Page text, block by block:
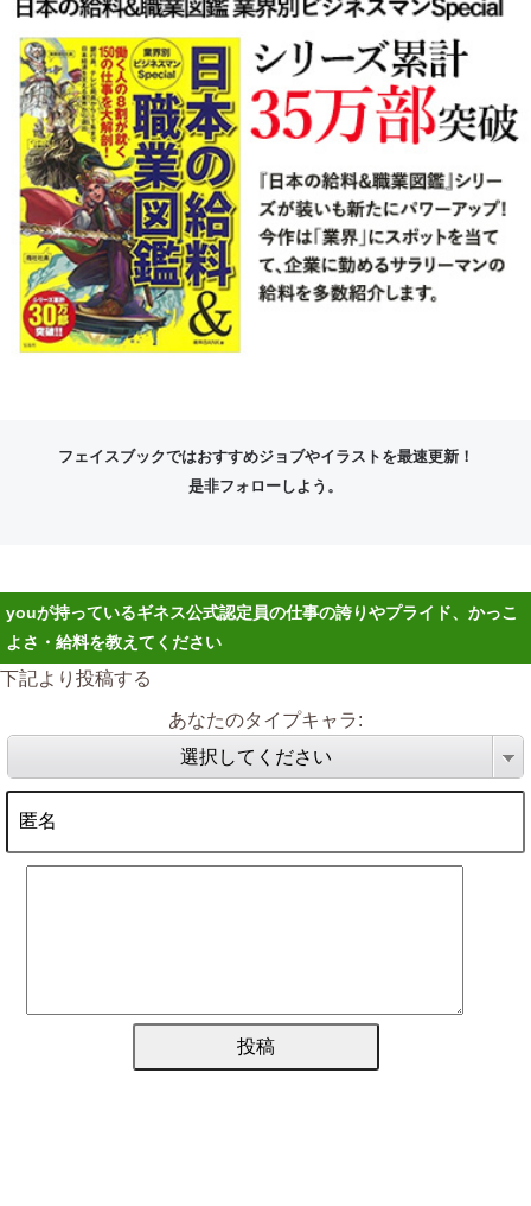
フェイスブックではおすすめジョブやイラストを最速更新！
是非フォローしよう。
youが持っているギネス公式認定員の仕事の誇りやプライド、かっこ
よさ・給料を教えてください
下記より投稿する
あなたのタイプキャラ:
選択してください